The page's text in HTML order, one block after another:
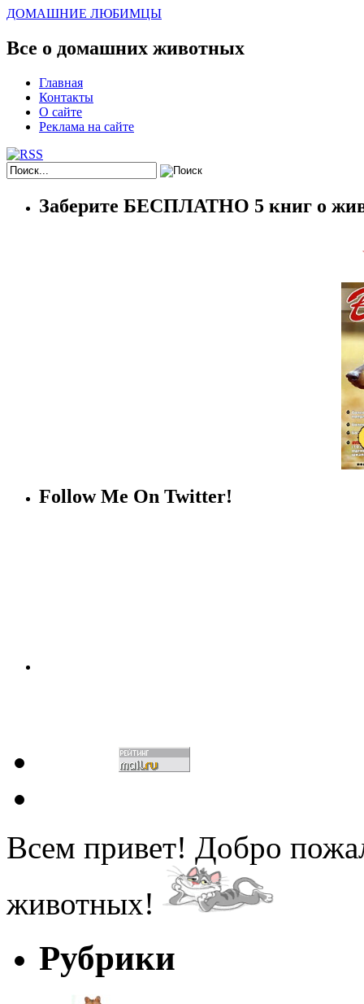
ДОМАШНИЕ ЛЮБИМЦЫ
Все о домашних животных
Главная
Контакты
О сайте
Реклама на сайте
Заберите БЕСПЛАТНО 5 книг о
Follow Me On Twitter!
Всем привет! Добро
животных!
Рубрики